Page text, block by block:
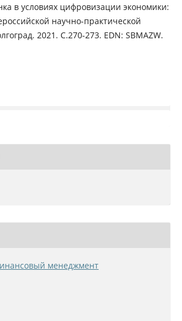
в условиях цифровизации экономики:
научно-практической
2021. С.270-273. EDN: SBMAZW.
менеджмент